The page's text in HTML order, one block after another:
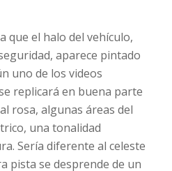
que el halo del vehículo,
aparece pintado
uno de los videos
replicará en buena parte
rosa, algunas áreas del
una tonalidad
Sería diferente al celeste
pista se desprende de un